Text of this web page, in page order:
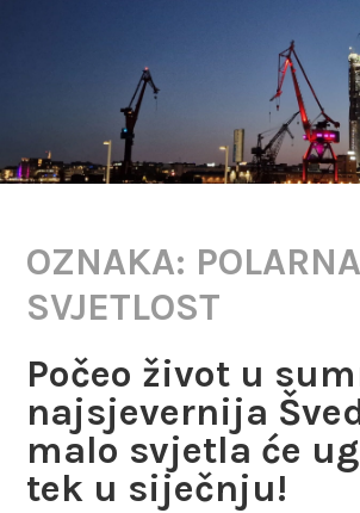
OZNAKA: POLARNA
SVJETLOST
Počeo život u
najsjevernija
malo svjetla će
tek u siječnju!